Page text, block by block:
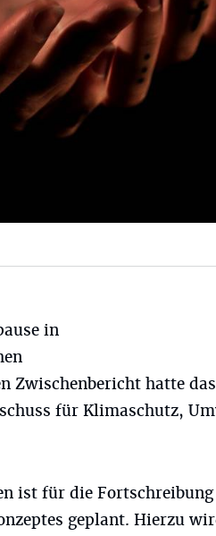
in
Zwischenbericht hatte das
für Klimaschutz,
ist für die
geplant. Hierzu